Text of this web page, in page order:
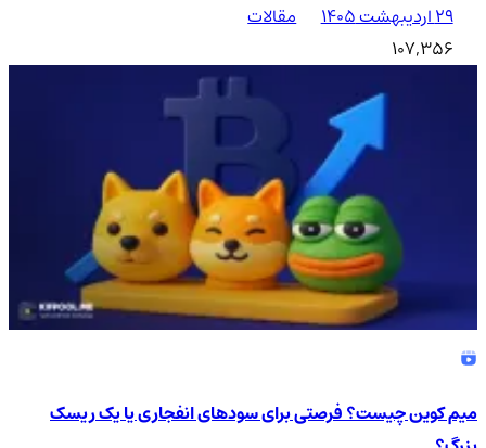
۲۹ اردیبهشت ۱۴۰۵
مقالات
107,356
میم کوین چیست؟ فرصتی برای سودهای انفجاری یا یک ریسک